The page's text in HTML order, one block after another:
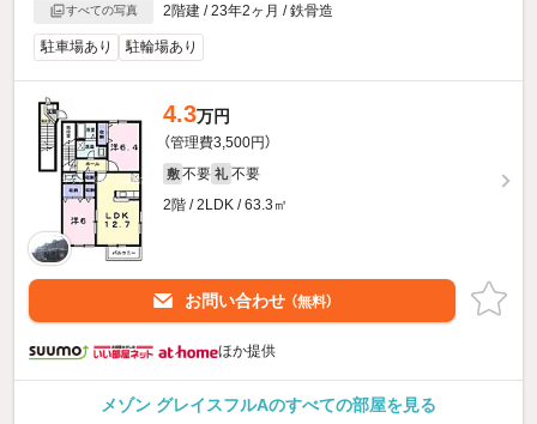
すべての写真
2階建 / 23年2ヶ月 / 鉄骨造
駐車場あり 駐輪場あり
4.3万円
（管理費3,500円）
敷 不要 礼 不要
2階 / 2LDK / 63.3㎡
お問い合わせ （無料）
ほか提供
メゾン グレイスフルAのすべての部屋を見る